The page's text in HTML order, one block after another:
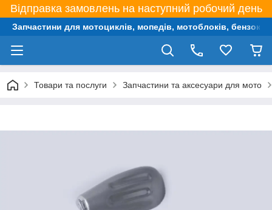
Відправка замовлень на наступний робочий день
Запчастини для мотоциклів, мопедів, мотоблоків,
Товари та послуги Запчастини та аксесуари для мото